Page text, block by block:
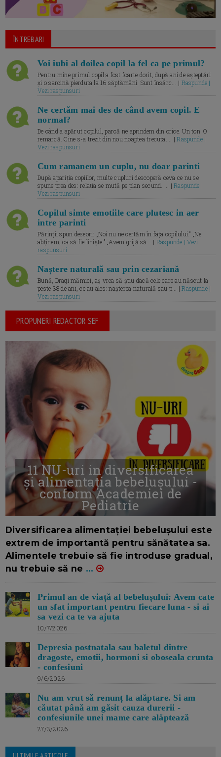
ÎNTREBARI
Voi iubi al doilea copil la fel ca pe primul?
Pentru mine primul copil a fost foarte dorit, după ani de așteptări
și o sarcină pierduta la 16 săptămâni. Sunt însărc... | Raspunde |
Vezi raspunsuri
Ne certăm mai des de când avem copil. E
normal?
De când a apărut copilul, parcă ne aprindem din orice. Un ton. O
remarcă. Cine s-a trezit din nou noaptea trecuta.... |Raspunde |
Vezi raspunsuri
Cum ramanem un cuplu, nu doar parinti
După apariția copiilor, multe cupluri descoperă ceva ce nu se
spune prea des: relația se mută pe plan secund. ... |Raspunde |
Vezi raspunsuri
Copilul simte emotiile care plutesc in aer
intre parinti
Părinții spun deseori: „Noi nu ne certăm în fața copilului.” „Ne
abținem, ca să fie liniște.” „Avem grijă să... | Raspunde | Vezi
raspunsuri
Naștere naturală sau prin cezariană
Bună, Dragi mămici, aș vrea să știu dacă cele care au născut la
peste 38 de ani, ce ați ales: nașterea naturală sau p... |Raspunde |
Vezi raspunsuri
PROPUNERI REDACTOR SEF
11 NU-uri in diversificarea
și alimentația bebelușului -
conform Academiei de
Pediatrie
Diversificarea alimentației bebelușului este
extrem de importantă pentru sănătatea sa.
Alimentele trebuie să fie introduse gradual,
nu trebuie să ne ...
Primul an de viață al bebelușului: Avem cate
un sfat important pentru fiecare luna - si ai
sa vezi ca te va ajuta
10/7/2026
Depresia postnatala sau baletul dintre
dragoste, emotii, hormoni si oboseala crunta
- confesiuni
9/6/2026
Nu am vrut să renunț la alăptare. Si am
căutat până am găsit cauza durerii -
confesiunile unei mame care alăptează
27/3/2026